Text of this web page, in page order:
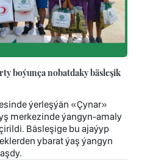
boýunça nobatdaky bäsleşik
ýerleşýän «Çynar»
merkezinde ýangyn-amaly
Bäsleşige bu ajaýyp
ybarat ýaş ýangyn